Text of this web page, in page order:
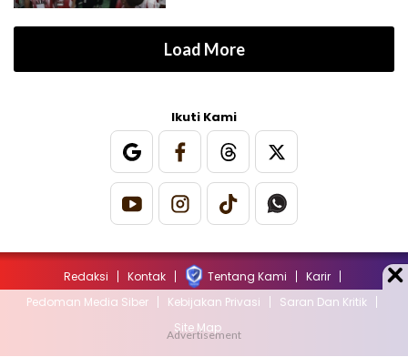
Load More
Ikuti Kami
Redaksi Kontak Tentang Kami
Karir
Pedoman Media Siber
Kebijakan Privasi
Saran Dan Kritik
Site Map